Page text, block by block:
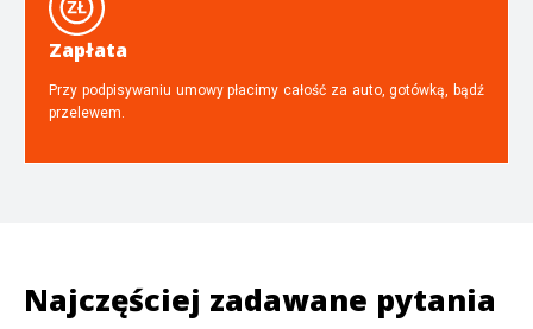
Zapłata
Przy podpisywaniu umowy płacimy całość za auto, gotówką, bądź
przelewem.
Najczęściej zadawane pytania